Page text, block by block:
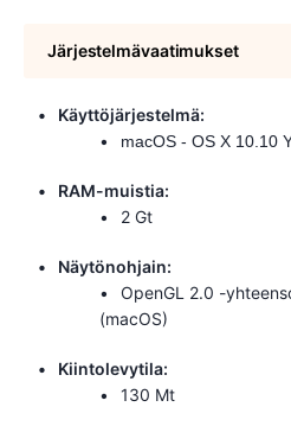
Järjestelmävaatimukset
Käyttöjärjestelmä:
macOS - OS X 10.10
RAM-muistia:
2 Gt
Näytönohjain:
OpenGL 2.0 -
(macOS)
Kiintolevytila:
130 Mt